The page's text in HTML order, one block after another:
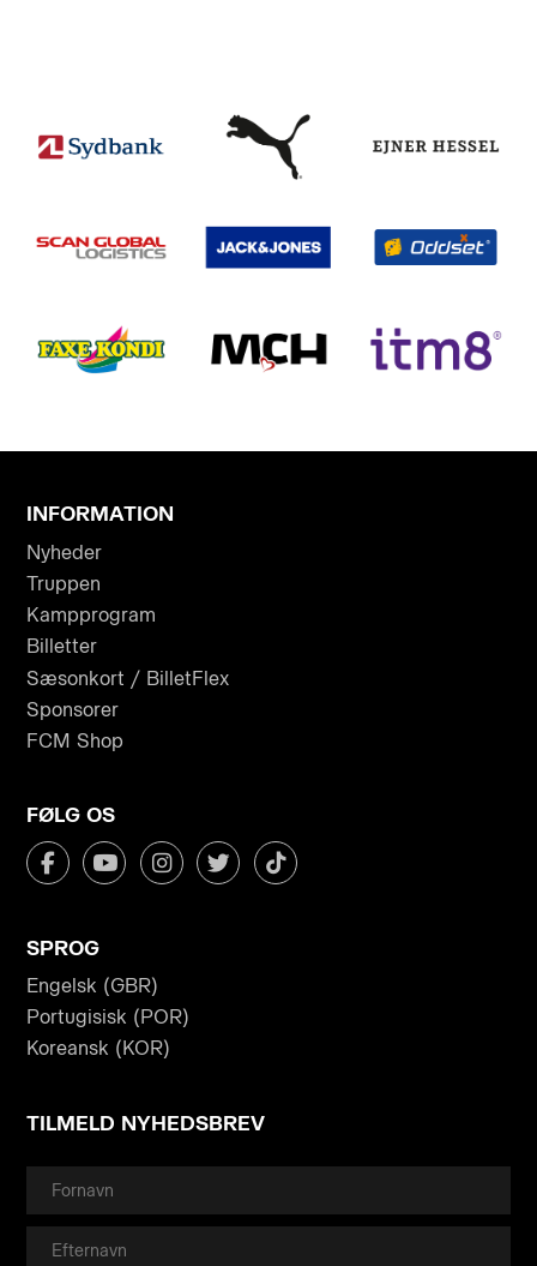
INFORMATION
Nyheder
Truppen
Kampprogram
Billetter
Sæsonkort / BilletFlex
Sponsorer
FCM Shop
FØLG OS
SPROG
Engelsk (GBR)
Portugisisk (POR)
Koreansk (KOR)
TILMELD NYHEDSBREV